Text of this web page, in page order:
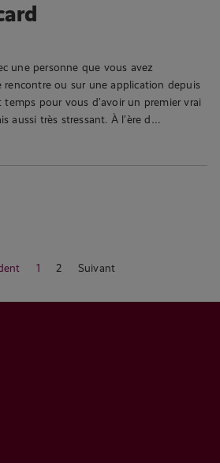
une personne que vous avez
rencontre ou sur une application depuis
pour vous d’avoir un premier vrai
aussi très stressant. À l’ère d…
1 2 Suivant